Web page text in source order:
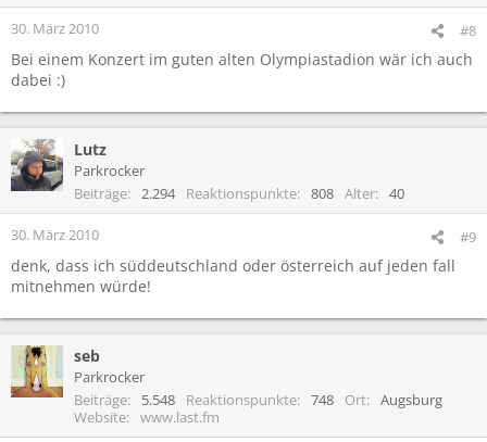
30. März 2010 #8
Bei einem Konzert im guten alten Olympiastadion wär ich auch
dabei :)
Lutz
Parkrocker
Beiträge
2.294 Reaktionspunkte 808 Alter 40
30. März 2010 #9
denk, dass ich süddeutschland oder österreich auf jeden fall
mitnehmen würde!
seb
Parkrocker
Beiträge
5.548 Reaktionspunkte 748 Ort
Augsburg
Website
www.last.fm